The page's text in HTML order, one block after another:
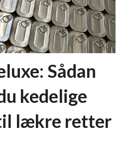
Sådan
kedelige
lækre retter